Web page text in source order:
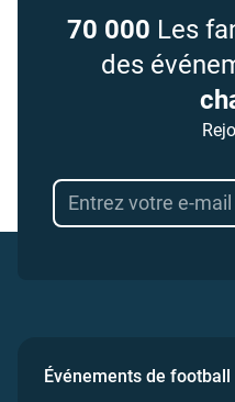
70 000 Les
des
Événements de